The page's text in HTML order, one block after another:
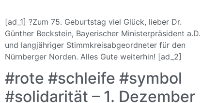
[ad_1] ?Zum 75. Geburtstag viel Glück, lieber Dr.
Günther Beckstein, Bayerischer Ministerpräsident a.D.
und langjähriger Stimmkreisabgeordneter für den
Nürnberger Norden. Alles Gute weiterhin! [ad_2]
#rote #schleife #symbol
#solidarität – 1. Dezember